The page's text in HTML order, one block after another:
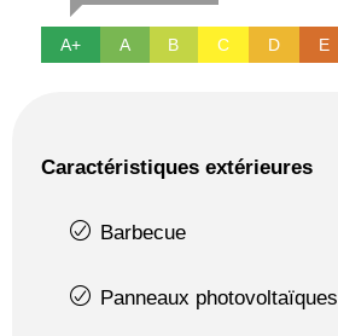
A+ A B C D E
Caractéristiques extérieures
Barbecue
Panneaux photovoltaïques